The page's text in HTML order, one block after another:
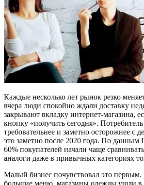
Каждые несколько лет рынок резко
вчера люди спокойно ждали доставку
закрывают вкладку интернет-магазина,
кнопку «получить сегодня».
требовательнее и заметно осторожнее с
это заметно после 2020 года. По данным
60% покупателей начали чаще
аналоги даже в привычных категориях
Малый бизнес почувствовал это
большие меню, магазины одежды ушли в